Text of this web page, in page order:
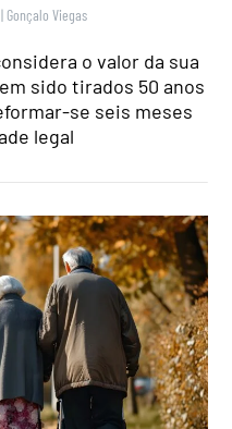
| Gonçalo Viegas
o valor da sua
sido tirados 50 anos
se seis meses
legal